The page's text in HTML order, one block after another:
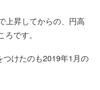
上昇してからの、円高
です。
けたのも2019年1月の